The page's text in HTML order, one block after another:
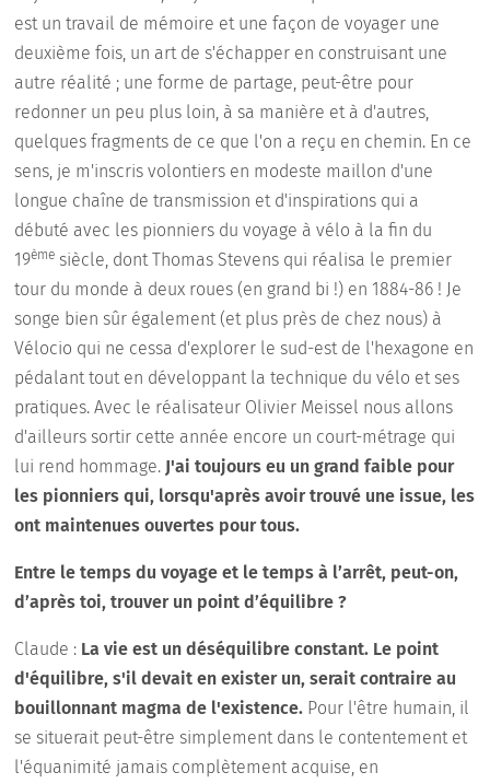
est un travail de mémoire et une façon de voyager une
deuxième fois, un art de s'échapper en construisant une
autre réalité ; une forme de partage, peut-être pour
redonner un peu plus loin, à sa manière et à d'autres,
quelques fragments de ce que l'on a reçu en chemin. En ce
sens, je m'inscris volontiers en modeste maillon d'une
longue chaîne de transmission et d'inspirations qui a
débuté avec les pionniers du voyage à vélo à la fin du
19ème siècle, dont Thomas Stevens qui réalisa le premier
tour du monde à deux roues (en grand bi !) en 1884-86 ! Je
songe bien sûr également (et plus près de chez nous) à
Vélocio qui ne cessa d'explorer le sud-est de l'hexagone en
pédalant tout en développant la technique du vélo et ses
pratiques. Avec le réalisateur Olivier Meissel nous allons
d'ailleurs sortir cette année encore un court-métrage qui
lui rend hommage. J'ai toujours eu un grand faible pour
les pionniers qui, lorsqu'après avoir trouvé une issue, les
ont maintenues ouvertes pour tous.
Entre le temps du voyage et le temps à l’arrêt, peut-on,
d’après toi, trouver un point d’équilibre ?
Claude : La vie est un déséquilibre constant. Le point
d'équilibre, s'il devait en exister un, serait contraire au
bouillonnant magma de l'existence. Pour l'être humain, il
se situerait peut-être simplement dans le contentement et
l'équanimité jamais complètement acquise, en